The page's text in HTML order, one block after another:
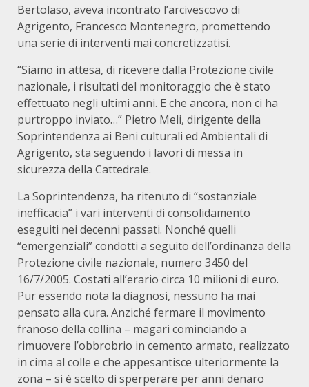
Bertolaso, aveva incontrato l’arcivescovo di
Agrigento, Francesco Montenegro, promettendo
una serie di interventi mai concretizzatisi.
“Siamo in attesa, di ricevere dalla Protezione civile
nazionale, i risultati del monitoraggio che è stato
effettuato negli ultimi anni. E che ancora, non ci ha
purtroppo inviato…” Pietro Meli, dirigente della
Soprintendenza ai Beni culturali ed Ambientali di
Agrigento, sta seguendo i lavori di messa in
sicurezza della Cattedrale.
La Soprintendenza, ha ritenuto di “sostanziale
inefficacia” i vari interventi di consolidamento
eseguiti nei decenni passati. Nonché quelli
“emergenziali” condotti a seguito dell’ordinanza della
Protezione civile nazionale, numero 3450 del
16/7/2005. Costati all’erario circa 10 milioni di euro.
Pur essendo nota la diagnosi, nessuno ha mai
pensato alla cura. Anziché fermare il movimento
franoso della collina – magari cominciando a
rimuovere l’obbrobrio in cemento armato, realizzato
in cima al colle e che appesantisce ulteriormente la
zona – si è scelto di sperperare per anni denaro